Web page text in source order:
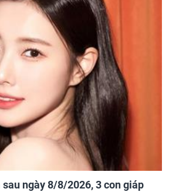
ngày 8/8/2026, 3 con giáp